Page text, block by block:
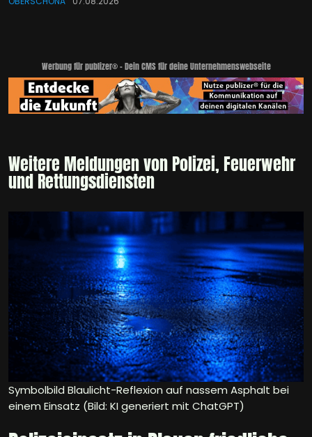
Werbung für publizer® - Dein CMS für deine Unternehmenswebseite
Weitere Meldungen von Polizei, Feuerwehr
und Rettungsdiensten
Symbolbild Blaulicht-Reflexion auf nassem Asphalt bei
einem Einsatz (Bild: KI generiert mit ChatGPT)